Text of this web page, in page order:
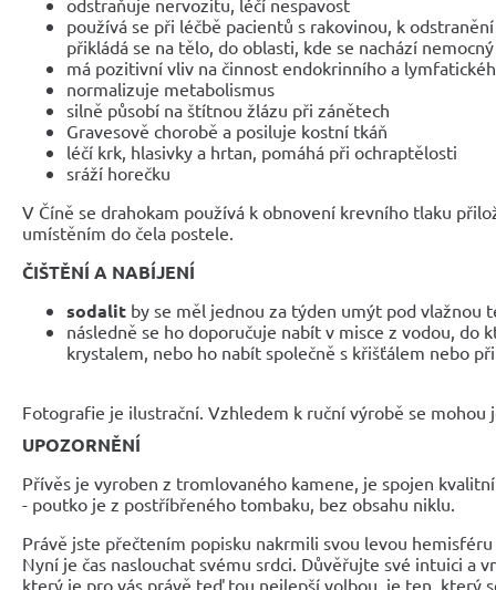
používá se při léčbě pacientů s rakovinou, k
přikládá se na tělo, do oblasti, kde se nachází
má pozitivní vliv na činnost endokrinního a
normalizuje metabolismus
silně působí na štítnou žlázu při zánětech
Gravesově chorobě a posiluje kostní tkáň
léčí krk, hlasivky a hrtan, pomáhá při ochraptělosti
sráží horečku
V Číně se drahokam používá k obnovení krevního tlaku
umístěním do čela postele.
ČIŠTĚNÍ A NABÍJENÍ
sodalit by se měl jednou za týden umýt pod vlažnou
následně se ho doporučuje nabít v misce z vodou, do
krystalem, nebo ho nabít společně s křišťálem nebo
Fotografie je ilustrační. Vzhledem k ruční výrobě se
UPOZORNĚNÍ
Přívěs je vyroben z tromlovaného kamene, je spojen
- poutko je z postříbřeného tombaku, bez obsahu niklu.
Právě jste přečtením popisku nakrmili svou levou
Nyní je čas naslouchat svému srdci. Důvěřujte své intuici a
který je pro vás právě teď tou nejlepší volbou, je ten, který